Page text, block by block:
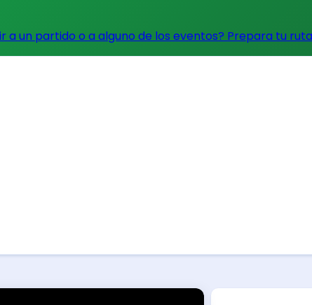
a un partido o a alguno de los eventos? Prepara tu